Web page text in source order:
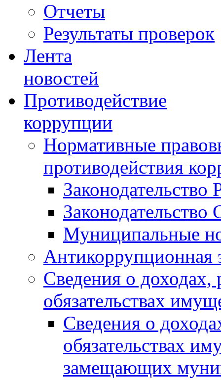
Отчеты
Результаты проверок
Лента
новостей
Противодействие
коррупции
Нормативные
противодействия
Законодательство
Муниципальные
Антикоррупционная
Сведения о доходах,
обязательствах
Сведения о
обязательствах
замещающих